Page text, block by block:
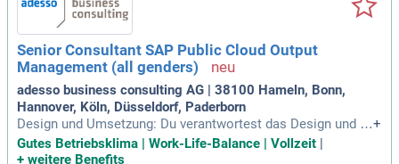
Senior Consultant SAP Public Cloud Output
Management (all genders)
adesso business consulting AG | 38100 Hameln, Bonn,
Hannover, Köln, Düsseldorf, Paderborn
Design und Umsetzung: Du verantwortest das Design und di
e Implementierung von Output-Management-Lösungen in de
r SAP S/4HANA Public Cloud – von der Dokumentenerstellu
+
Gutes Betriebsklima | Work-Life-Balance | Vollzeit |
+ weitere Benefits